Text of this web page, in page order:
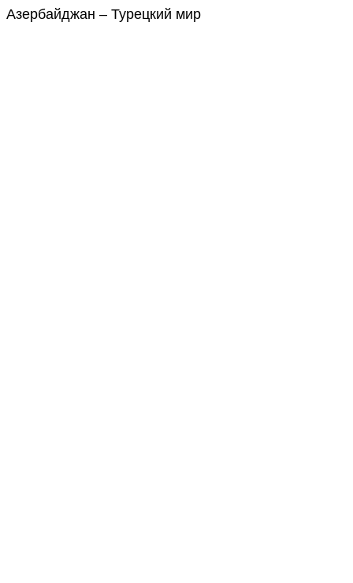
Азербайджан – Турецкий мир